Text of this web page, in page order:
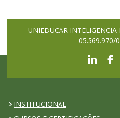
UNIEDUCAR
05.569.970/
INSTITUCIONAL